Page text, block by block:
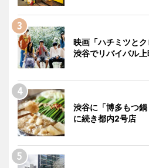
映画「ハチミツとク
渋谷でリバイバル上
渋谷に「博多もつ
に続き都内2号店